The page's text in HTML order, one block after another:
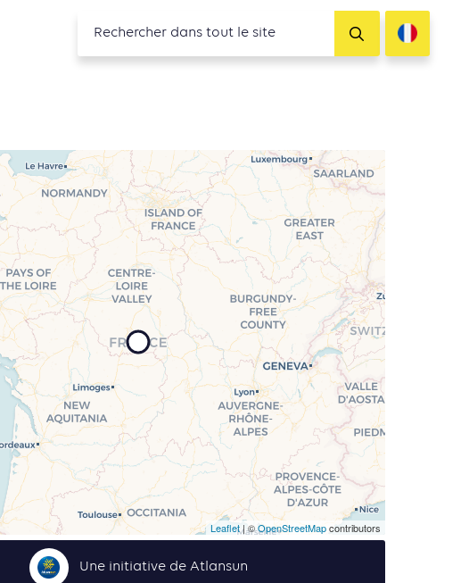
Leaflet| ©OpenStreetMapcontributors
Une initiative de Atlansun